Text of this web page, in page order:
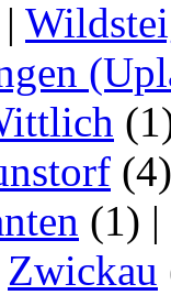
|
(1) |
Zwickau